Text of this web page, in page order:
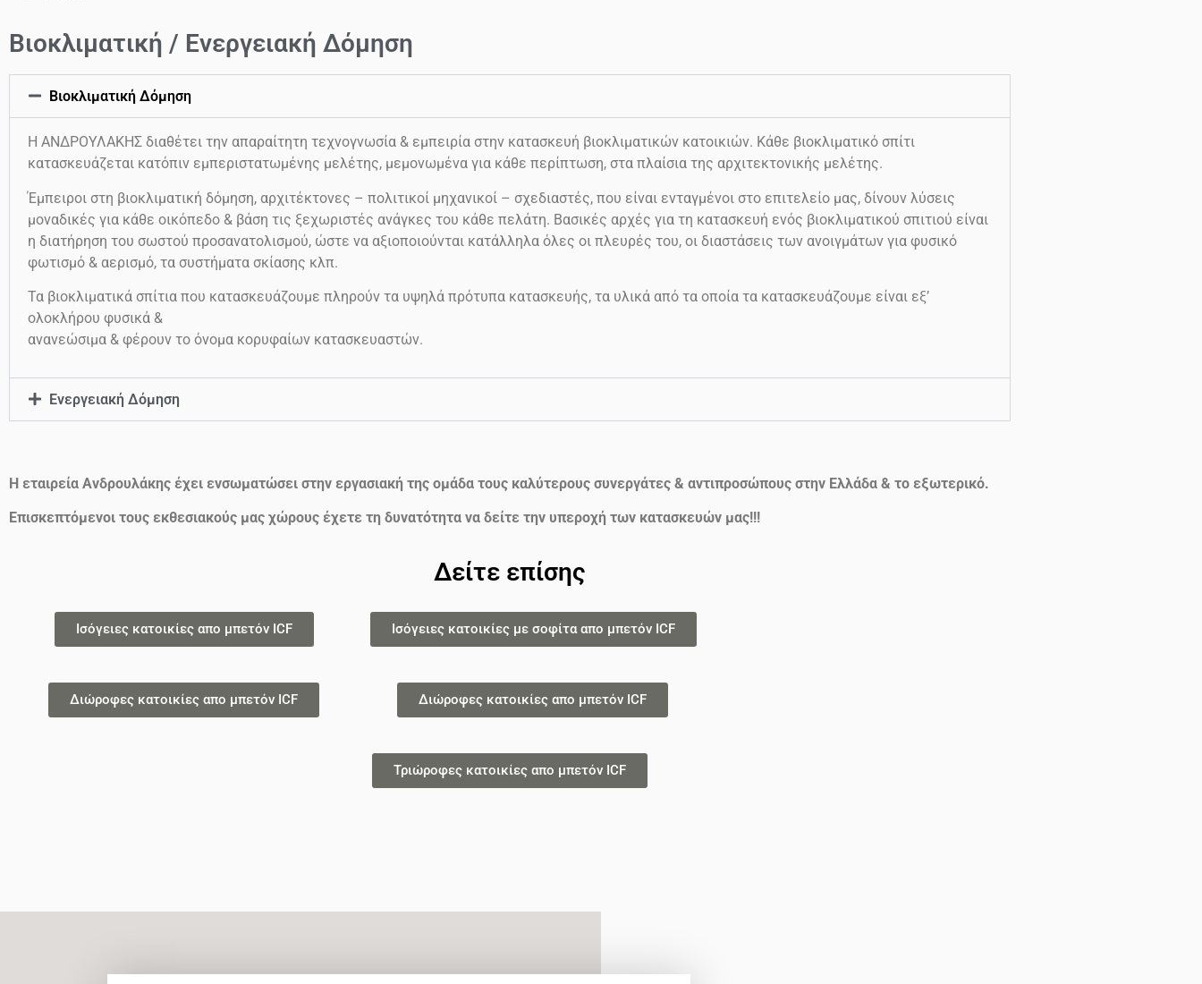
Βιοκλιματική / Ενεργειακή Δόμηση
Βιοκλιματική Δόμηση
Η ΑΝΔΡΟΥΛΑΚΗΣ διαθέτει την απαραίτητη τεχνογνωσία & εμπειρία στην κατασκευή βιοκλιματικών κατοικιών. Κάθε βιοκλιματικό σπίτι
κατασκευάζεται κατόπιν εμπεριστατωμένης μελέτης, μεμονωμένα για κάθε περίπτωση, στα πλαίσια της αρχιτεκτονικής μελέτης.
Έμπειροι στη βιοκλιματική δόμηση, αρχιτέκτονες – πολιτικοί μηχανικοί – σχεδιαστές, που είναι ενταγμένοι στο επιτελείο μας, δίνουν λύσεις
μοναδικές για κάθε οικόπεδο & βάση τις ξεχωριστές ανάγκες του κάθε πελάτη. Βασικές αρχές για τη κατασκευή ενός βιοκλιματικού σπιτιού είναι
η διατήρηση του σωστού προσανατολισμού, ώστε να αξιοποιούνται κατάλληλα όλες οι πλευρές του, οι διαστάσεις των ανοιγμάτων για φυσικό
φωτισμό & αερισμό, τα συστήματα σκίασης κλπ.
Τα βιοκλιματικά σπίτια που κατασκευάζουμε πληρούν τα υψηλά πρότυπα κατασκευής, τα υλικά από τα οποία τα κατασκευάζουμε είναι εξ’
ολοκλήρου φυσικά &
ανανεώσιμα & φέρουν το όνομα κορυφαίων κατασκευαστών.
Ενεργειακή Δόμηση
Η εταιρεία Ανδρουλάκης έχει ενσωματώσει στην εργασιακή της ομάδα τους καλύτερους συνεργάτες & αντιπροσώπους στην Ελλάδα & το εξωτερικό.
Επισκεπτόμενοι τους εκθεσιακούς μας χώρους έχετε τη δυνατότητα να δείτε την υπεροχή των κατασκευών μας!!!
Δείτε επίσης
Ισόγειες κατοικίες απο μπετόν ICF Ισόγειες κατοικίες με σοφίτα απο μπετόν ICF
Διώροφες κατοικίες απο μπετόν ICF Διώροφες κατοικίες απο μπετόν ICF
Τριώροφες κατοικίες απο μπετόν ICF